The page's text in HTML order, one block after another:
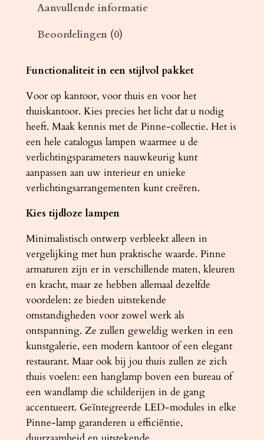
N
1
5
0
g
r
i
j
a
a
n
t
a
l
Aanvullende informatie
Beoordelingen (0)
Functionaliteit in een stijlvol pakket
Voor op kantoor, voor thuis en voor het
thuiskantoor. Kies precies het licht dat u nodig
heeft. Maak kennis met de Pinne-collectie. Het is
een hele catalogus lampen waarmee u de
verlichtingsparameters nauwkeurig kunt
aanpassen aan uw interieur en unieke
verlichtingsarrangementen kunt creëren.
Kies tijdloze lampen
Minimalistisch ontwerp verbleekt alleen in
vergelijking met hun praktische waarde. Pinne
armaturen zijn er in verschillende maten, kleuren
en kracht, maar ze hebben allemaal dezelfde
voordelen: ze bieden uitstekende
omstandigheden voor zowel werk als
ontspanning. Ze zullen geweldig werken in een
kunstgalerie, een modern kantoor of een elegant
restaurant. Maar ook bij jou thuis zullen ze zich
thuis voelen: een hanglamp boven een bureau of
een wandlamp die schilderijen in de gang
accentueert. Geïntegreerde LED-modules in elke
Pinne-lamp garanderen u efficiëntie,